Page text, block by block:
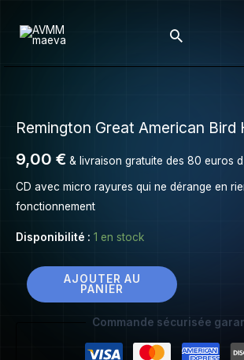
Remington Great American Bird
9,00 € & livraison gratuite des 80 euros
CD avec micro rayures qui ne dérange en
fonctionnement
Disponibilité : 1 en stock
Remington
American
Bird
Hunt
AJOUTER AU
PANIER
Commande sécurisée
American